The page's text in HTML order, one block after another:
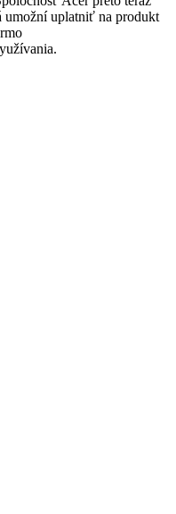
umožní uplatniť na produkt